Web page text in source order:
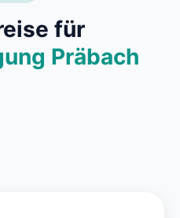
für
Präbach